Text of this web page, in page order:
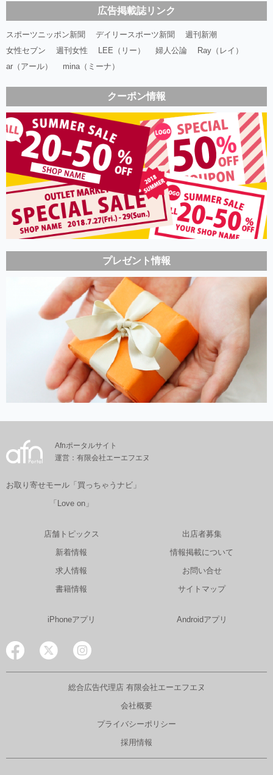
広告掲載誌リンク
スポーツニッポン新聞 デイリースポーツ新聞
週刊新潮
女性セブン
週刊女性 LEE（リー） 婦人公論
Ray（レイ）
ar（アール）
mina（ミーナ）
クーポン情報
プレゼント情報
Afnポータルサイト
運営：有限会社エーエフエヌ
お取り寄せモール「買っちゃうナビ」
「Love on」
店舗トピックス
新着情報
求人情報
書籍情報
出店者募集
情報掲載について
お問い合せ
サイトマップ
iPhoneアプリ Androidアプリ
総合広告代理店 有限会社エーエフエヌ
会社概要
プライバシーポリシー
採用情報